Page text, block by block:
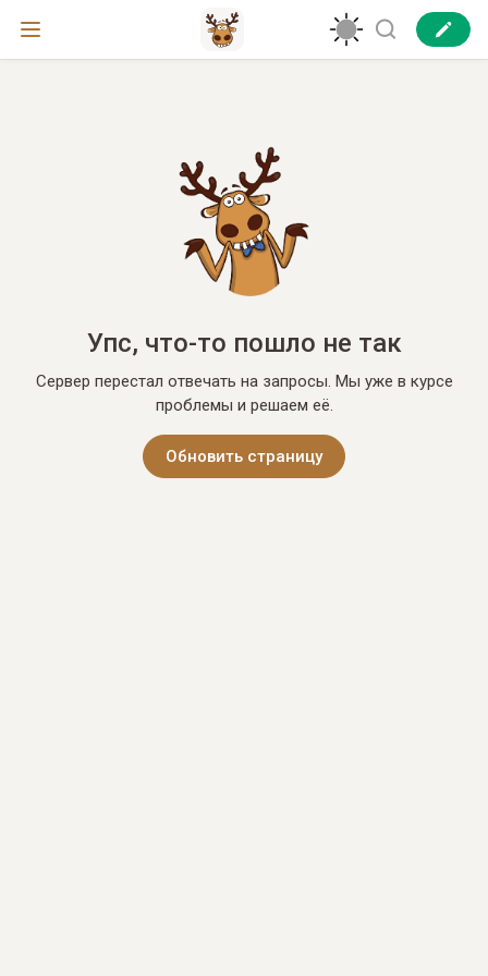
Упс, что-то пошло не так
Сервер перестал отвечать на запросы. Мы уже в курсе
проблемы и решаем её.
Обновить страницу